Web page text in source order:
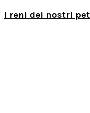
I reni dei nostri pet